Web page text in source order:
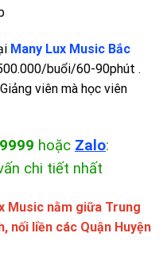
Many Lux Music Bắc
buổi/60-90phút .
viên mà học viên
hoặc Zalo:
chi tiết nhất
Music nằm giữa Trung
nối liền các Quận Huyện